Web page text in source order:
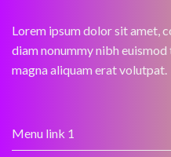
Lorem ipsum dolor sit amet,
diam nonummy nibh
magna aliquam erat volutpat.
Menu link 1